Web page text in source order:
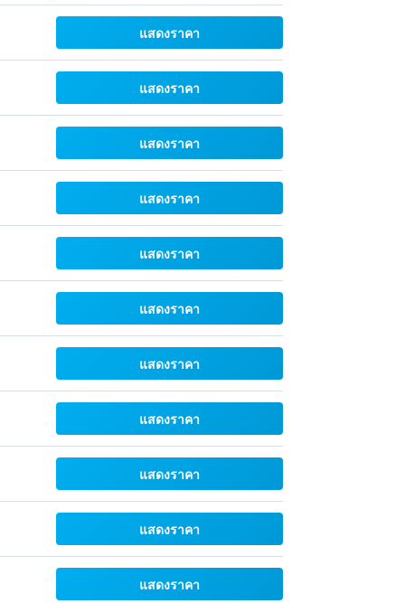
แสดงราคา
แสดงราคา
แสดงราคา
แสดงราคา
แสดงราคา
แสดงราคา
แสดงราคา
แสดงราคา
แสดงราคา
แสดงราคา
แสดงราคา